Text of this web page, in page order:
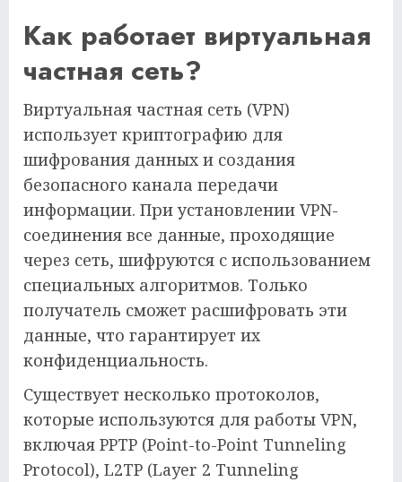
Как работает виртуальная
частная сеть?
Виртуальная частная сеть (VPN)
использует криптографию для
шифрования данных и создания
безопасного канала передачи
информации. При установлении VPN-
соединения все данные, проходящие
через сеть, шифруются с использованием
специальных алгоритмов. Только
получатель сможет расшифровать эти
данные, что гарантирует их
конфиденциальность.
Существует несколько протоколов,
которые используются для работы VPN,
включая PPTP (Point-to-Point Tunneling
Protocol), L2TP (Layer 2 Tunneling